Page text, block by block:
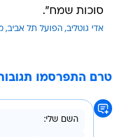
סוכות שמח".
אדי גוטליב הפועל תל אביב
טרם התפרסמו